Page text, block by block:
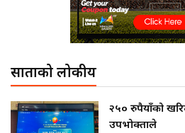
साताको लोकप्रीय
२५० रुपैयाँको
उपभोक्ताले